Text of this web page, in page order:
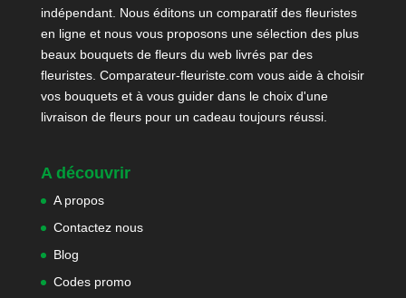
indépendant. Nous éditons un comparatif des fleuristes
en ligne et nous vous proposons une sélection des plus
beaux bouquets de fleurs du web livrés par des
fleuristes. Comparateur-fleuriste.com vous aide à choisir
vos bouquets et à vous guider dans le choix d'une
livraison de fleurs pour un cadeau toujours réussi.
A découvrir
A propos
Contactez nous
Blog
Codes promo